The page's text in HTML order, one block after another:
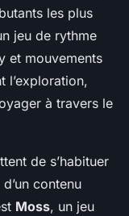
les plus
jeu de rythme
et mouvements
l’exploration,
à travers le
de s’habituer
contenu
Moss, un jeu